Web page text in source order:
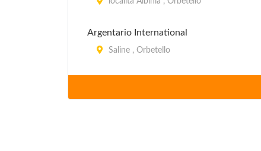
Argentario International
Saline , Orbetello
via delle Collacchie , Scarlino